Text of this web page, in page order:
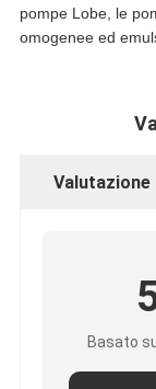
pompe Lobe, le
omogenee ed
Valutazione
Basato